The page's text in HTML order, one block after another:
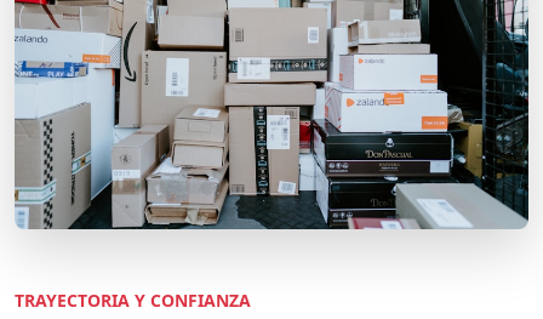
TRAYECTORIA Y CONFIANZA